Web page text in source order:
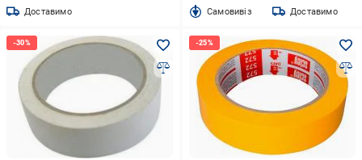
Доставимо Cамовивіз Доставимо